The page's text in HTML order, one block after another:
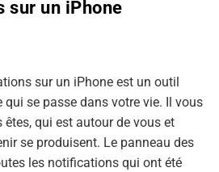
sur un iPhone
sur un iPhone est un outil
qui se passe dans votre vie. Il vous
êtes, qui est autour de vous et
se produisent. Le panneau des
les notifications qui ont été